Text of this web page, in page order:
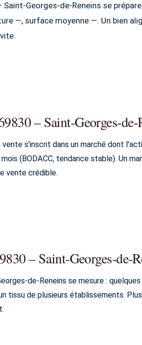
Georges-de-Reneins se
—, surface moyenne —. Un bien
– Saint-Georges-de-
s'inscrit dans un marché dont
(BODACC, tendance stable). Un
vente crédible.
– Saint-Georges-de-
de-Reneins se mesure :
tissu de plusieurs établissements.